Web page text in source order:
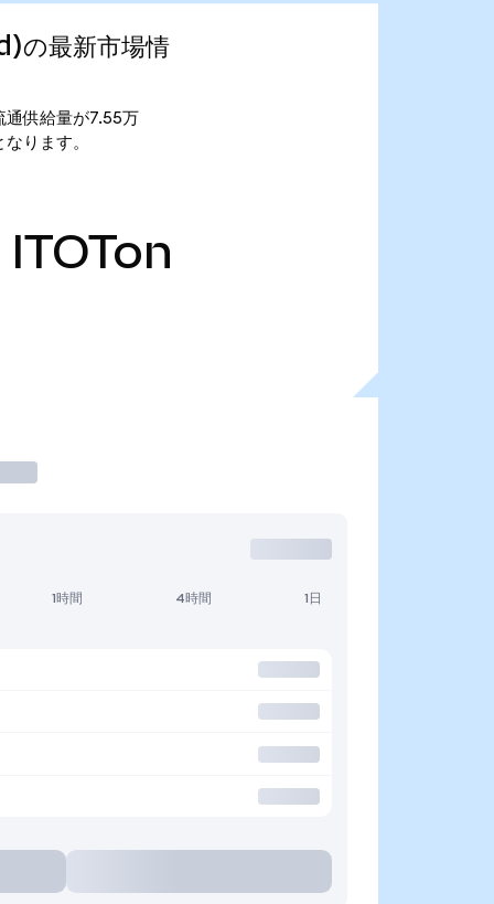
最新市場情
供給量が7.55万
ります。
ITOTon
1時間 4時間 1日